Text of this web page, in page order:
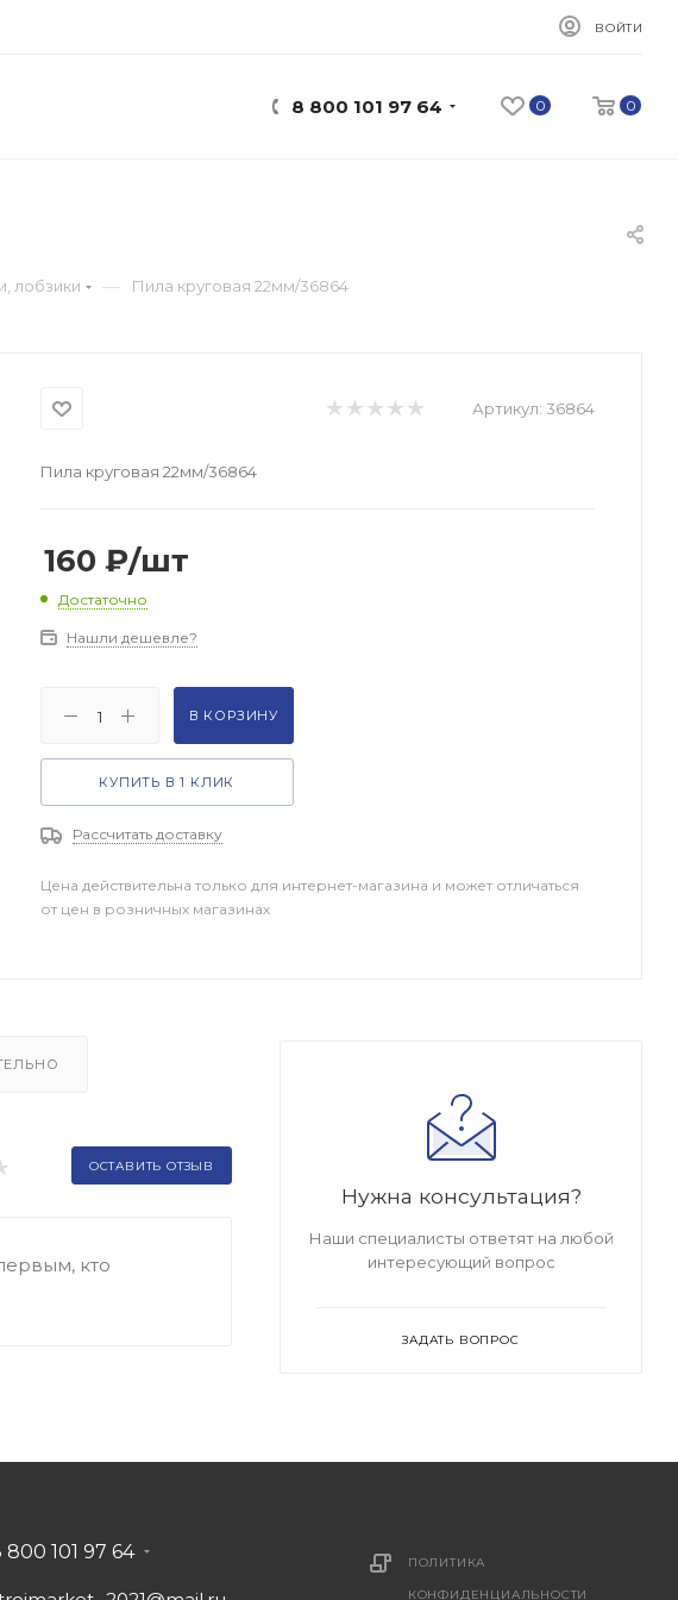
ВОЙТИ
0 0
8 800 101 97 64
лобзики — Пила круговая 22мм/36864
Артикул: 36864
Пила круговая 22мм/36864
160 ₽/шт
Достаточно
Нашли дешевле?
В КОРЗИНУ
КУПИТЬ В 1 КЛИК
Рассчитать доставку
Цена действительна только для интернет-магазина и может отличаться
от цен в розничных магазинах
ОСТАВИТЬ ОТЗЫВ
кто
Нужна консультация?
Наши специалисты ответят на любой
интересующий вопрос
ЗАДАТЬ ВОПРОС
800 101 97 64 ПОЛИТИКА
КОНФИДЕНЦИАЛЬНОСТИ